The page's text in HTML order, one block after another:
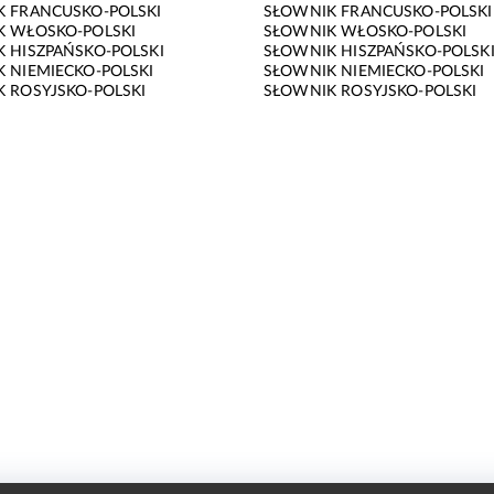
FRANCUSKO-POLSKI
WŁOSKO-POLSKI
HISZPAŃSKO-POLSKI
NIEMIECKO-POLSKI
ROSYJSKO-POLSKI
SŁOWNIK FRANCUSKO-POLSKI
SŁOWNIK WŁOSKO-POLSKI
SŁOWNIK HISZPAŃSKO-POLSKI
SŁOWNIK NIEMIECKO-POLSKI
SŁOWNIK ROSYJSKO-POLSKI